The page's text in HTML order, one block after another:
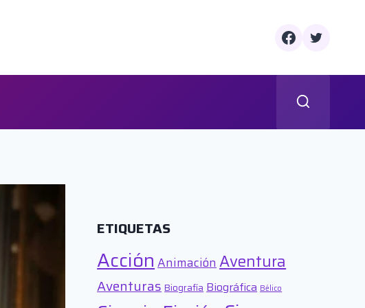
ETIQUETAS
AcciónAnimación Aventura
Aventuras Biografía Biográfica Bélico